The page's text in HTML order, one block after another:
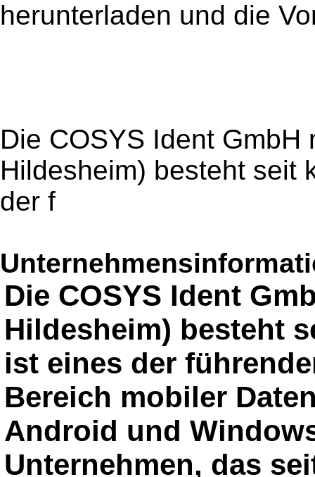
herunterladen und die
Die COSYS Ident
Hildesheim) besteht seit
der f
Die COSYS Ident
Hildesheim) besteht
ist eines der
Bereich mobiler
Android und
Unternehmen, das